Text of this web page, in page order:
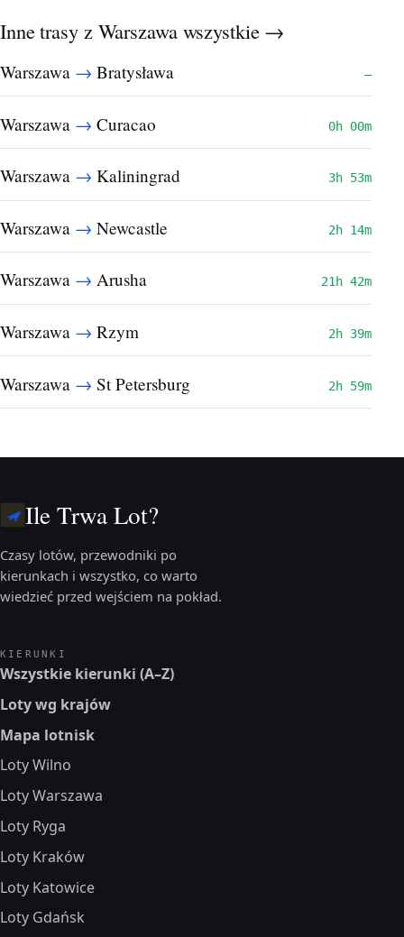
Inne trasy z Warszawa wszystkie →
Warszawa → Bratysława —
Warszawa → Curacao 0h 00m
Warszawa → Kaliningrad 3h 53m
Warszawa → Newcastle 2h 14m
Warszawa → Arusha 21h 42m
Warszawa → Rzym 2h 39m
Warszawa → St Petersburg 2h 59m
Ile Trwa Lot?
Czasy lotów, przewodniki po
kierunkach i wszystko, co warto
wiedzieć przed wejściem na pokład.
KIERUNKI
Wszystkie kierunki (A–Z)
Loty wg krajów
Mapa lotnisk
Loty Wilno
Loty Warszawa
Loty Ryga
Loty Kraków
Loty Katowice
Loty Gdańsk